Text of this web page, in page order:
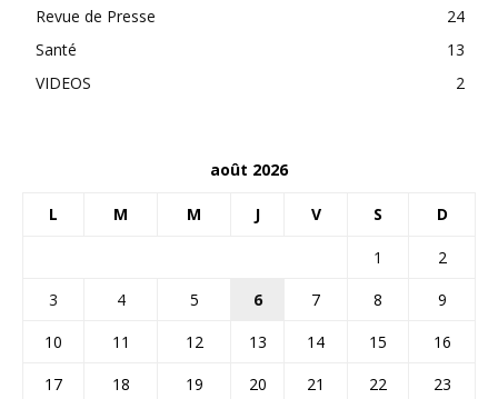
Revue de Presse
24
Santé
13
VIDEOS
2
août 2026
L M M J V S D
1
2
3
4 5 6 7 8
9
10
11 12 13 14 15
16
17
18 19 20 21 22
23